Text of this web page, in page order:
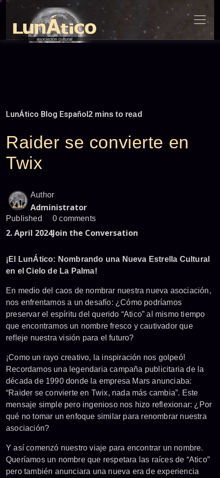
Skip
content
LunÁtico Blog Español2 mins to read
Raider se convierte en
Twix
Author
Administrator
Published
2. April 2024
0 comments
Join the Conversation
¡El LunÁtico: Nombrando una Nueva Estrella Cultural
en el Cielo de La Palma!
En medio del caos de nombrar nuestra nueva asociación,
nos enfrentamos a un desafío: ¿Cómo podríamos
preservar el espíritu del querido “Atico” al mismo tiempo
que encontramos un nombre fresco y cautivador que
refleje nuestra visión para el futuro?
¡Como un rayo creativo, la inspiración nos golpeó!
Recordamos una legendaria campaña publicitaria de la
década de 1990 donde la empresa Mars anunciaba:
“Raider se convierte en Twix, nada más cambia”. Este
mensaje simple pero ingenioso nos hizo reflexionar: ¿Por
qué no tomar un enfoque similar para renombrar nuestra
asociación?
Y así comenzó nuestro viaje para encontrar un nombre.
Queríamos un nombre que respetara las raíces de “Atico”
pero también anunciara una nueva era de experiencia